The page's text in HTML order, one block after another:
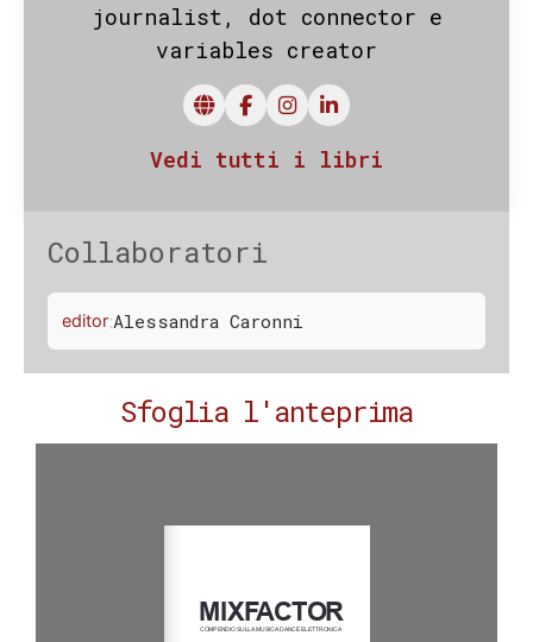
journalist, dot connector e
variables creator
Vedi tutti i libri
Collaboratori
editor:Alessandra Caronni
Sfoglia l'anteprima